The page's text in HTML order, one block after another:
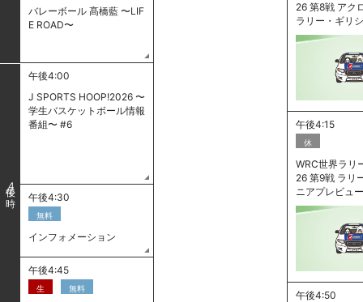
26 第8戦 アク
ラリー・ギリ
バレーボール 髙橋藍 〜LIF
E ROAD〜
4
午後4:00
J SPORTS HOOP!2026 〜
学生バスケットボール情報
番組〜 #6
午後4:15
休
WRC世界ラリ
26 第9戦 ラリ
ニアプレビュー
午後4:30
無料
インフォメーション
午後4:45
生 無料
午後4:50